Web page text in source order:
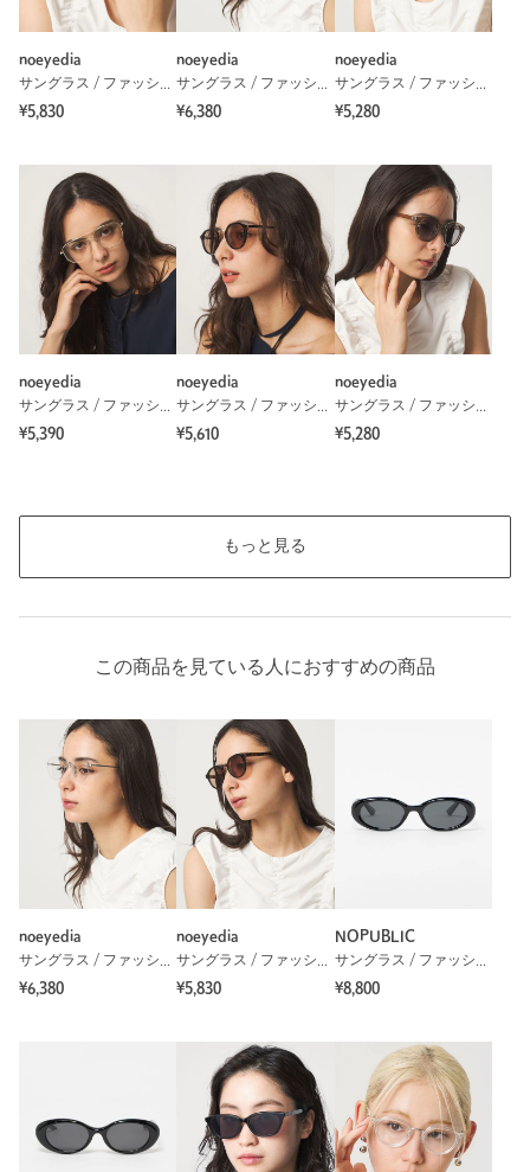
noeyedia
サングラス / ファッショングラス
¥5,830
noeyedia
サングラス / ファッショングラス
¥6,380
noeyedia
サングラス / ファッショングラス
¥5,280
noeyedia
サングラス / ファッショングラス
¥5,390
noeyedia
サングラス / ファッショングラス
¥5,610
noeyedia
サングラス / ファッショングラス
¥5,280
もっと見る
この商品を見ている人におすすめの商品
noeyedia
サングラス / ファッショングラス
¥6,380
noeyedia
サングラス / ファッショングラス
¥5,830
NOPUBLIC
サングラス / ファッショングラス
¥8,800